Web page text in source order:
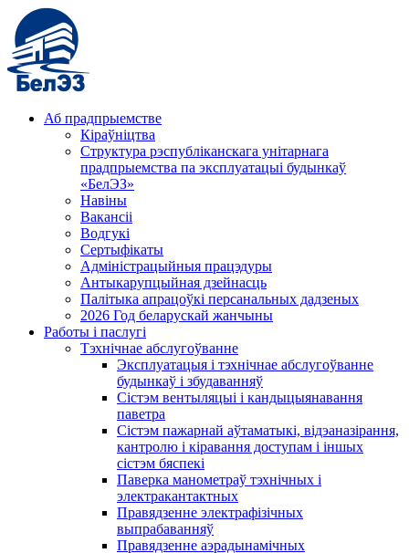
Аб прадпрыемстве
Кіраўніцтва
Структура рэспубліканскага унітарнага
прадпрыемства па эксплуатацыі будынкаў
«БелЭЗ»
Навіны
Вакансіі
Водгукі
Сертыфікаты
Адміністрацыйныя працэдуры
Антыкарупцыйная дзейнасць
Палітыка апрацоўкі персанальных дадзеных
2026 Год беларускай жанчыны
Работы і паслугі
Тэхнічнае абслугоўванне
Эксплуатацыя і тэхнічнае абслугоўванне
будынкаў і збудаванняў
Сістэм вентыляцыі і кандыцыянавання
паветра
Сістэм пажарнай аўтаматыкі, відэаназірання,
кантролю і кіравання доступам і іншых
сістэм бяспекі
Паверка манометраў тэхнічных і
электракантактных
Правядзенне электрафізічных
выпрабаванняў
Правядзенне аэрадынамічных